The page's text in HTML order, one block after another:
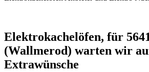
Elektrokachelöfen, für
(Wallmerod) warten wir
Extrawünsche